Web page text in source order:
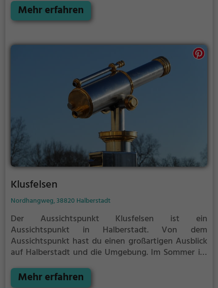
Ausflugsziel für Familienausflüge, Wanderungen
oder zum Picknicken und lockt an warmen und
Mehr erfahren
Klusfelsen
Nordhangweg, 38820 Halberstadt
Der Aussichtspunkt Klusfelsen ist ein
Aussichtspunkt in Halberstadt. Von dem
Aussichtspunkt hast du einen großartigen Ausblick
auf Halberstadt und die Umgebung. Im Sommer ist
Ausflugsziel für Familienausflüge, Wanderungen
Mehr erfahren